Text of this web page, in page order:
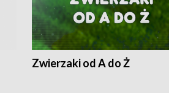
Zwierzaki od A do Ż